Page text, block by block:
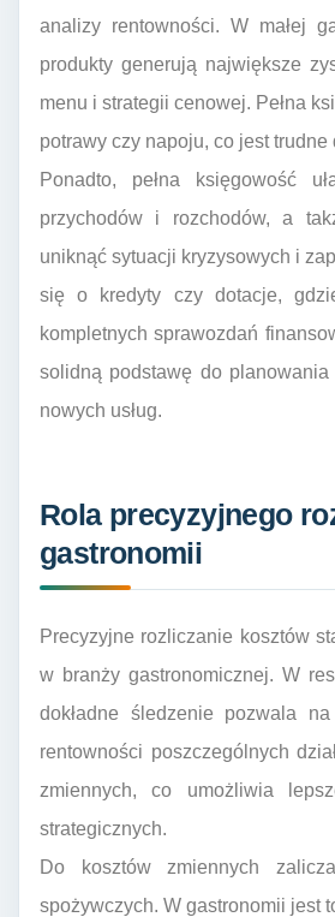
analizy rentowności. W małej
produkty generują największe
menu i strategii cenowej. Pełna
potrawy czy napoju, co jest
Ponadto, pełna księgowość
przychodów i rozchodów, a
uniknąć sytuacji kryzysowych i
się o kredyty czy dotacje,
kompletnych sprawozdań
solidną podstawę do
nowych usług.
Rola precyzyjnego
gastronomii
Precyzyjne rozliczanie kosztów
w branży gastronomicznej. W
dokładne śledzenie pozwala
rentowności poszczególnych
zmiennych, co umożliwia
strategicznych.
Do kosztów zmiennych
spożywczych. W gastronomii jest